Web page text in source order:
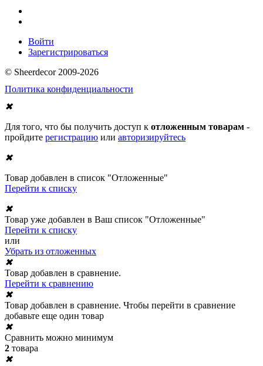
Войти
Зарегистрироваться
© Sheerdecor 2009-2026
Политика конфиденциальности
✖
Для того, что бы получить доступ к отложенным товарам -
пройдите регистрацию или авторизируйтесь
✖
Товар добавлен в список "Отложенные"
Перейти к списку
✖
Товар уже добавлен в Ваш список "Отложенные"
Перейти к списку
или
Убрать из отложенных
✖
Товар добавлен в сравнение.
Перейти к сравнению
✖
Товар добавлен в сравнение. Чтобы перейти в сравнение
добавьте еще один товар
✖
Сравнить можно минимум
2 товара
✖